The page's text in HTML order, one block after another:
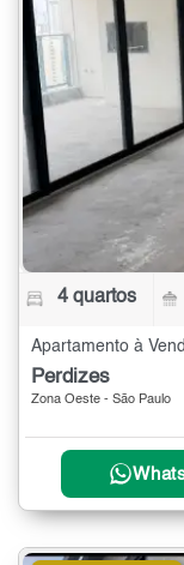
4 quartos
Apartamento à
Perdizes
Zona Oeste - São Paulo